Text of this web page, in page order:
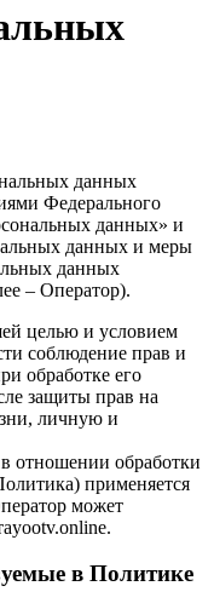
данных
Федерального
данных» и
данных и меры
данных
– Оператор).
целью и условием
соблюдение прав и
обработке его
защиты прав на
личную и
отношении обработки
применяется
может
в Политике